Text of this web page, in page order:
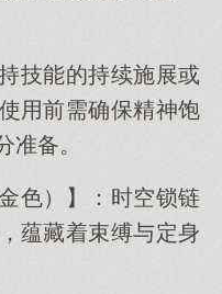
技能的持续施展或
用前需确保精神饱
准备。
色）】：时空锁链
蕴藏着束缚与定身